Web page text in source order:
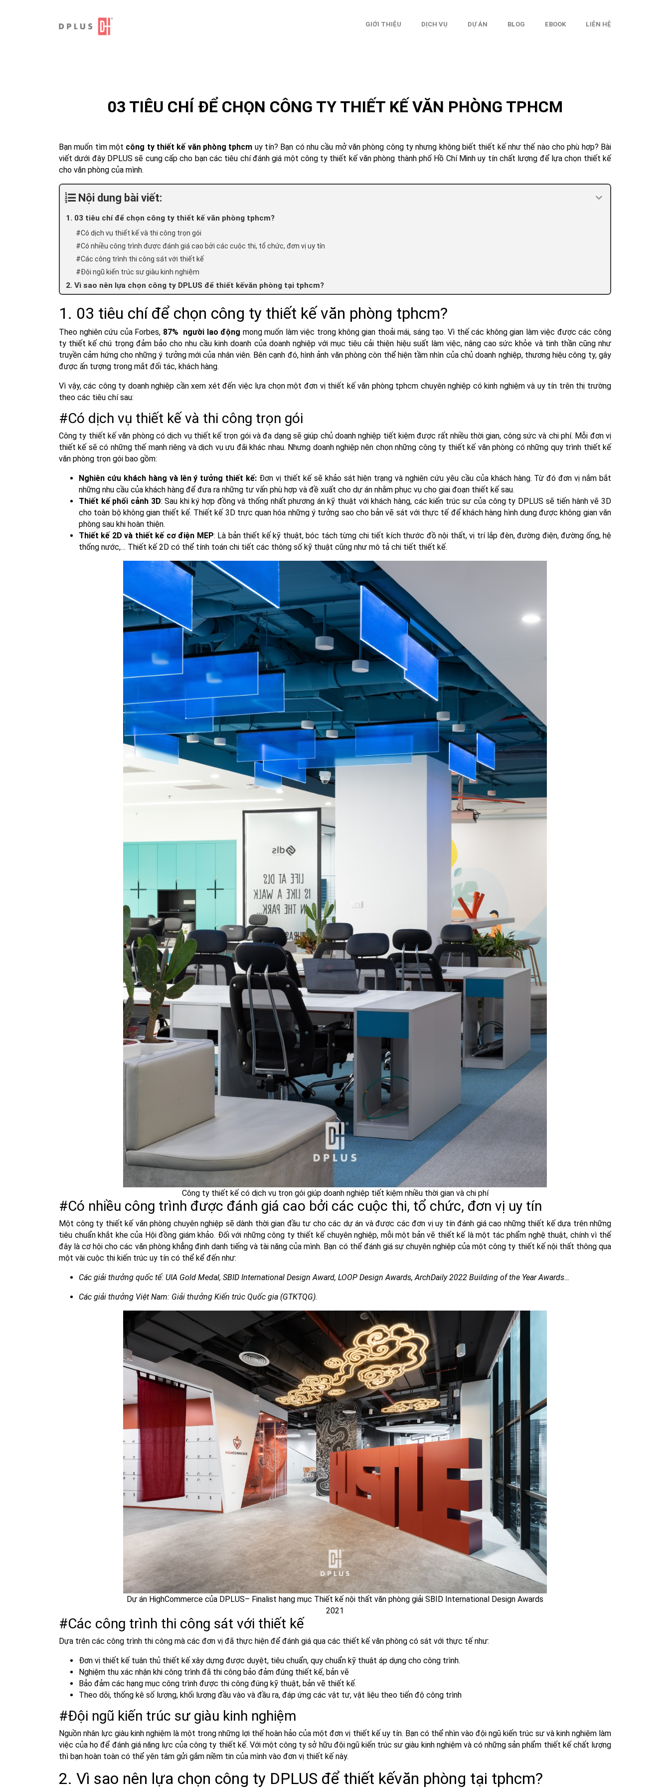
GIỚI THIỆU DỊCH VỤ DỰ ÁN BLOG EBOOK LIÊN HỆ
03 TIÊU CHÍ ĐỂ CHỌN CÔNG TY THIẾT KẾ VĂN PHÒNG TPHCM
Bạn muốn tìm một công ty thiết kế văn phòng tphcm uy tín? Bạn có nhu cầu mở văn phòng công ty nhưng không biết thiết kế như thế nào cho phù hợp? Bài
viết dưới đây DPLUS sẽ cung cấp cho bạn các tiêu chí đánh giá một công ty thiết kế văn phòng thành phố Hồ Chí Minh uy tín chất lượng để lựa chọn thiết kế
cho văn phòng của mình.
Nội dung bài viết:
1. 03 tiêu chí để chọn công ty thiết kế văn phòng tphcm?
#Có dịch vụ thiết kế và thi công trọn gói
#Có nhiều công trình được đánh giá cao bởi các cuộc thi, tổ chức, đơn vị uy tín
#Các công trình thi công sát với thiết kế
#Đội ngũ kiến trúc sư giàu kinh nghiệm
2. Vì sao nên lựa chọn công ty DPLUS để thiết kếvăn phòng tại tphcm?
1. 03 tiêu chí để chọn công ty thiết kế văn phòng tphcm?
Theo nghiên cứu của Forbes, 87% người lao động mong muốn làm việc trong không gian thoải mái, sáng tạo. Vì thế các không gian làm việc được các công
ty thiết kế chú trọng đảm bảo cho nhu cầu kinh doanh của doanh nghiệp với mục tiêu cải thiện hiệu suất làm việc, nâng cao sức khỏe và tinh thần cũng như
truyền cảm hứng cho những ý tưởng mới của nhân viên. Bên cạnh đó, hình ảnh văn phòngcòn thể hiện tầm nhìn của chủ doanh nghiệp, thương hiệu công ty, gây
được ấn tượng trong mắt đối tác, khách hàng.
Vì vậy, các công ty doanh nghiệp cần xem xét đến việc lựa chọn một đơn vị thiết kế văn phòng tphcm chuyên nghiệp có kinh nghiệm và uy tín trên thị trường
theo các tiêu chí sau:
#Có dịch vụ thiết kế và thi công trọn gói
Công ty thiết kế văn phòng có dịch vụ thiết kế trọn gói và đa dạng sẽ giúp chủ doanh nghiệp tiết kiệm được rất nhiều thời gian, công sức và chi phí. Mỗi đơn vị
thiết kế sẽ có những thế mạnh riêng và dịch vụ ưu đãi khác nhau. Nhưng doanh nghiệp nên chọn những công ty thiết kế văn phòng có những quy trình thiết kế
văn phòng trọn gói bao gồm:
Nghiên cứu khách hàng và lên ý tưởng thiết kế: Đơn vị thiết kế sẽ khảo sát hiện trạng và nghiên cứu yêu cầu của khách hàng. Từ đó đơn vị nắm bắt
những nhu cầu của khách hàng để đưa ra những tư vấn phù hợp và đề xuất cho dự án nhằm phục vụ cho giai đoạn thiết kế sau.
Thiết kế phối cảnh 3D:Sau khi ký hợp đồng và thống nhất phương án kỹ thuật với khách hàng, các kiến trúc sư của công ty DPLUS sẽ tiến hành vẽ 3D
cho toàn bộ không gian thiết kế. Thiết kế 3D trực quan hóa những ý tưởng sao cho bản vẽ sát với thực tế để khách hàng hình dung được không gian văn
phòng sau khi hoàn thiện.
Thiết kế 2D và thiết kế cơ điện MEP: Là bản thiết kế kỹ thuật, bóc tách từng chi tiết kích thước đồ nội thất, vị trí lắp đèn, đường điện, đường ống, hệ
thống nước,… Thiết kế 2D có thể tính toán chi tiết các thông số kỹ thuật cũng như mô tả chi tiết thiết kế.
Công ty thiết kế có dịch vụ trọn gói giúp doanh nghiệp tiết kiệm nhiều thời gian và chi phí
#Có nhiều công trình được đánh giá cao bởi các cuộc thi, tổ chức, đơn vị uy tín
Một công ty thiết kế văn phòng chuyên nghiệp sẽ dành thời gian đầu tư cho các dự án và được các đơn vị uy tín đánh giá cao những thiết kế dựa trên những
tiêu chuẩn khắt khe của Hội đồng giám khảo. Đối với những công ty thiết kế chuyên nghiệp, mỗi một bản vẽ thiết kế là một tác phẩm nghệ thuật, chính vì thế
đây là cơ hội cho các văn phòng khẳng định danh tiếng và tài năng của mình. Bạn có thể đánh giá sự chuyên nghiệp của một công ty thiết kế nội thất thông qua
một vài cuộc thi kiến trúc uy tín có thể kể đến như:
Các giải thưởng quốc tế: UIA Gold Medal, SBID International Design Award, LOOP Design Awards, ArchDaily 2022 Building of the Year Awards…
Các giải thưởng Việt Nam: Giải thưởng Kiến trúc Quốc gia (GTKTQG).
Dự án HighCommerce của DPLUS– Finalist hạng mục Thiết kế nội thất văn phòng giải SBID International Design Awards
2021
#Các công trình thi công sát với thiết kế
Dựa trên các công trình thi công mà các đơn vị đã thực hiện để đánh giá qua các thiết kế văn phòng có sát với thực tế như:
Đơn vị thiết kế tuân thủ thiết kế xây dựng được duyệt, tiêu chuẩn, quy chuẩn kỹ thuật áp dụng cho công trình.
Nghiệm thu xác nhận khi công trình đã thi công bảo đảm đúng thiết kế, bản vẽ
Bảo đảm các hạng mục công trình được thi công đúng kỹ thuật, bản vẽ thiết kế.
Theo dõi, thống kê số lượng, khối lượng đầu vào và đầu ra, đáp ứng các vật tư, vật liệu theo tiến độ công trình
#Đội ngũ kiến trúc sư giàu kinh nghiệm
Nguồn nhân lực giàu kinh nghiệm là một trong những lợi thế hoàn hảo của một đơn vị thiết kế uy tín. Bạn có thể nhìn vào đội ngũ kiến trúc sư và kinh nghiệm làm
việc của họ để đánh giá năng lực của công ty thiết kế. Với một công ty sở hữu đội ngũ kiến trúc sư giàu kinh nghiệm và có những sản phẩm thiết kế chất lượng
thì bạn hoàn toàn có thể yên tâm gửi gắm niềm tin của mình vào đơn vị thiết kế này.
2. Vì sao nên lựa chọn công ty DPLUS để thiết kếvăn phòng tại tphcm?